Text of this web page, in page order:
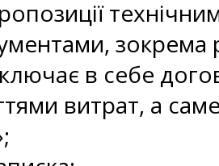
зокрема
в себе
витрат, а